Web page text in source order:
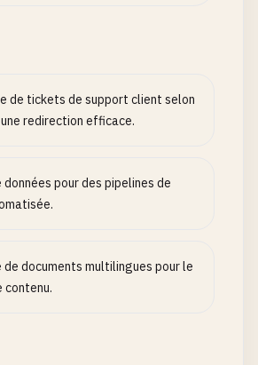
de tickets de support client selon
redirection efficace.
pour des pipelines de
de documents multilingues pour le